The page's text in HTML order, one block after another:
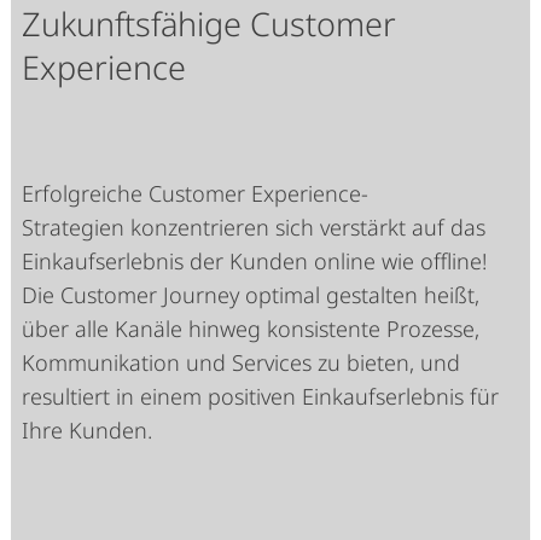
Zukunftsfähige Customer
Experience
Erfolgreiche Customer Experience-
Strategien konzentrieren sich verstärkt auf das
Einkaufserlebnis der Kunden online wie offline!
Die Customer Journey optimal gestalten heißt,
über alle Kanäle hinweg konsistente Prozesse,
Kommunikation und Services zu bieten, und
resultiert in einem positiven Einkaufserlebnis für
Ihre Kunden.